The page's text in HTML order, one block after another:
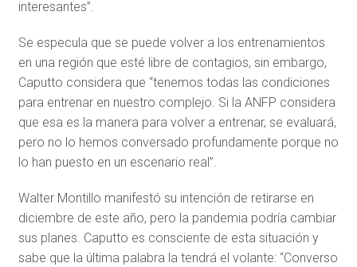
interesantes”.
Se especula que se puede volver a los entrenamientos
en una región que esté libre de contagios, sin embargo,
Caputto considera que “tenemos todas las condiciones
para entrenar en nuestro complejo. Si la ANFP considera
que esa es la manera para volver a entrenar, se evaluará,
pero no lo hemos conversado profundamente porque no
lo han puesto en un escenario real”.
Walter Montillo manifestó su intención de retirarse en
diciembre de este año, pero la pandemia podría cambiar
sus planes. Caputto es consciente de esta situación y
sabe que la última palabra la tendrá el volante: “Converso